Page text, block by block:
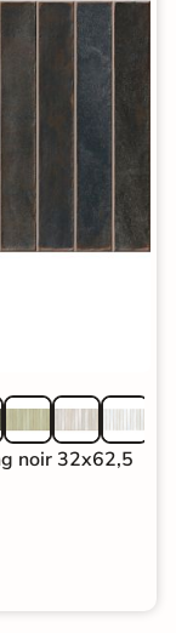
noir 32x62,5